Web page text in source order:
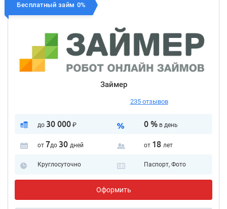
Бесплатный займ 0%
Займер
235 отзывов
до 30 000₽ 0 %в день
от 7до 30 дней от 18 лет
Круглосуточно Паспорт, Фото
Оформить